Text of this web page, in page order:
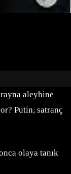
aleyhine
Putin, satranç
olaya tanık